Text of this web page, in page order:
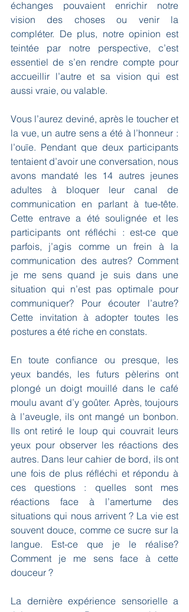
échanges pouvaient enrichir notre
vision des choses ou venir la
compléter. De plus, notre opinion est
teintée par notre perspective, c’est
essentiel de s’en rendre compte pour
accueillir l’autre et sa vision qui est
aussi vraie, ou valable.
Vous l’aurez deviné, après le toucher et
la vue, un autre sens a été à l’honneur :
l’ouïe. Pendant que deux participants
tentaient d’avoir une conversation, nous
avons mandaté les 14 autres jeunes
adultes à bloquer leur canal de
communication en parlant à tue-tête.
Cette entrave a été soulignée et les
participants ont réfléchi : est-ce que
parfois, j’agis comme un frein à la
communication des autres? Comment
je me sens quand je suis dans une
situation qui n’est pas optimale pour
communiquer? Pour écouter l’autre?
Cette invitation à adopter toutes les
postures a été riche en constats.
En toute confiance ou presque, les
yeux bandés, les futurs pèlerins ont
plongé un doigt mouillé dans le café
moulu avant d’y goûter. Après, toujours
à l’aveugle, ils ont mangé un bonbon.
Ils ont retiré le loup qui couvrait leurs
yeux pour observer les réactions des
autres. Dans leur cahier de bord, ils ont
une fois de plus réfléchi et répondu à
ces questions : quelles sont mes
réactions face à l’amertume des
situations qui nous arrivent ? La vie est
souvent douce, comme ce sucre sur la
langue. Est-ce que je le réalise?
Comment je me sens face à cette
douceur ?
La dernière expérience sensorielle a